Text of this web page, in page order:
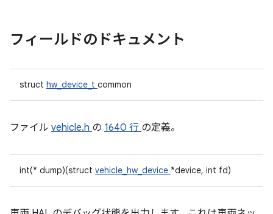
フィールドのドキュメント
struct hw_device_t common
ファイル vehicle.h の 1640 行 の定義。
int(* dump)(struct vehicle_hw_device *device, int fd)